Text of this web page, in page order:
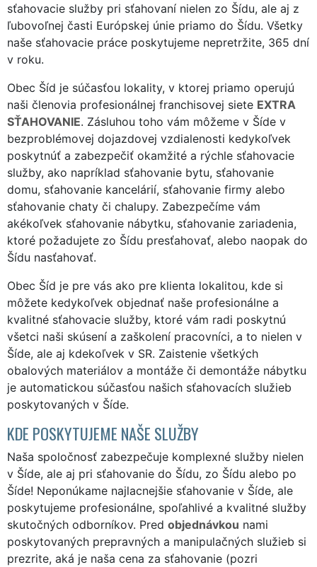
sťahovacie služby pri sťahovaní nielen zo Šídu, ale aj z
ľubovoľnej časti Európskej únie priamo do Šídu. Všetky
naše sťahovacie práce poskytujeme nepretržite, 365 dní
v roku.
Obec Šíd je súčasťou lokality, v ktorej priamo operujú
naši členovia profesionálnej franchisovej siete EXTRA
SŤAHOVANIE. Zásluhou toho vám môžeme v Šíde v
bezproblémovej dojazdovej vzdialenosti kedykoľvek
poskytnúť a zabezpečiť okamžité a rýchle sťahovacie
služby, ako napríklad sťahovanie bytu, sťahovanie
domu, sťahovanie kancelárií, sťahovanie firmy alebo
sťahovanie chaty či chalupy. Zabezpečíme vám
akékoľvek sťahovanie nábytku, sťahovanie zariadenia,
ktoré požadujete zo Šídu presťahovať, alebo naopak do
Šídu nasťahovať.
Obec Šíd je pre vás ako pre klienta lokalitou, kde si
môžete kedykoľvek objednať naše profesionálne a
kvalitné sťahovacie služby, ktoré vám radi poskytnú
všetci naši skúsení a zaškolení pracovníci, a to nielen v
Šíde, ale aj kdekoľvek v SR. Zaistenie všetkých
obalových materiálov a montáže či demontáže nábytku
je automatickou súčasťou našich sťahovacích služieb
poskytovaných v Šíde.
KDE POSKYTUJEME NAŠE SLUŽBY
Naša spoločnosť zabezpečuje komplexné služby nielen
v Šíde, ale aj pri sťahovanie do Šídu, zo Šídu alebo po
Šíde! Neponúkame najlacnejšie sťahovanie v Šíde, ale
poskytujeme profesionálne, spoľahlivé a kvalitné služby
skutočných odborníkov. Pred objednávkou nami
poskytovaných prepravných a manipulačných služieb si
prezrite, aká je naša cena za sťahovanie (pozri